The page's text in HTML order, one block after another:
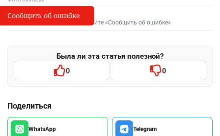
I
Сообщить об опечатке
Выделите фрагмент и нажмите «Сообщить об ошибке»
Была ли эта статья полезной?
0 0
Поделиться
WhatsApp Telegram
Сообщить об ошибке